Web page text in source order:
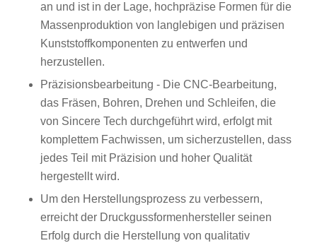
an und ist in der Lage, hochpräzise Formen für die
Massenproduktion von langlebigen und präzisen
Kunststoffkomponenten zu entwerfen und
herzustellen.
Präzisionsbearbeitung - Die CNC-Bearbeitung,
das Fräsen, Bohren, Drehen und Schleifen, die
von Sincere Tech durchgeführt wird, erfolgt mit
komplettem Fachwissen, um sicherzustellen, dass
jedes Teil mit Präzision und hoher Qualität
hergestellt wird.
Um den Herstellungsprozess zu verbessern,
erreicht der Druckgussformenhersteller seinen
Erfolg durch die Herstellung von qualitativ